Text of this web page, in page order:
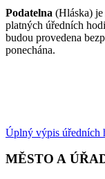
Podatelna (Hláska) je
platných úředních
budou provedena
ponechána.
Úplný výpis úředních
MĚSTO A